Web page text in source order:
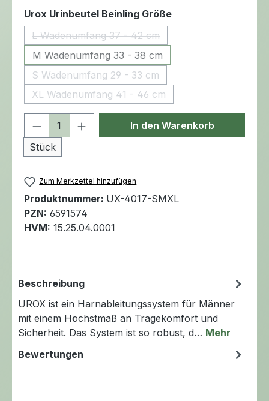
Urox Urinbeutel Beinling Größeauswählen
L Wadenumfang 37 - 42 cm
(Diese Option ist zurzeit nicht verfügbar.)
M Wadenumfang 33 - 38 cm
(Diese Option ist zurzeit nicht verfügbar.)
S Wadenumfang 29 - 33 cm
(Diese Option ist zurzeit nicht verfügbar.)
XL Wadenumfang 41 - 46 cm
(Diese Option ist zurzeit nicht verfügbar.)
Produkt Anzahl: Gib den
Stück
In den Warenkorb
Zum Merkzettel hinzufügen
Produktnummer: UX-4017-SMXL
PZN: 6591574
HVM: 15.25.04.0001
Beschreibung
UROX ist ein Harnableitungssystem für Männer
mit einem Höchstmaß an Tragekomfort und
Sicherheit. Das System ist so robust, d… Mehr
Bewertungen